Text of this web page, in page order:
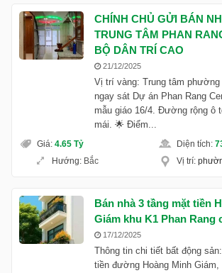
CHÍNH CHỦ GỬI BÁN
TRUNG TÂM PHAN
BỘ DÂN TRÍ CAO
21/12/2025
Vị trí vàng: Trung tâm phường
ngay sát Dự án Phan Rang
mẫu giáo 16/4. Đường rộng ô
mái. 🌟 Điểm...
Giá: 4.65 Tỷ Diện tích:
Hướng: Bắc Vị trí:
Bán nhà 3 tầng mặt tiền
Giám khu K1 Phan Rang
17/12/2025
Thông tin chi tiết bất động
tiền đường Hoàng Minh